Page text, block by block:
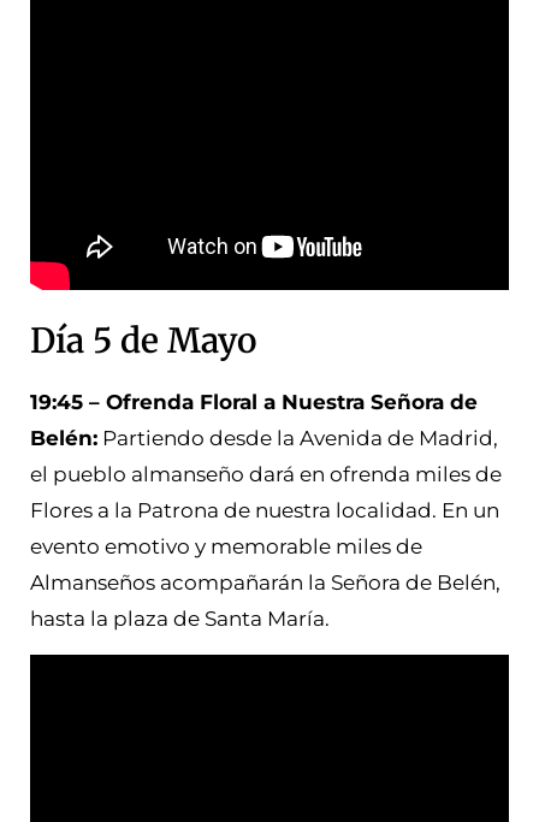
Día 5 de Mayo
19:45 – Ofrenda Floral a Nuestra Señora de
Belén: Partiendo desde la Avenida de Madrid,
el pueblo almanseño dará en ofrenda miles de
Flores a la Patrona de nuestra localidad. En un
evento emotivo y memorable miles de
Almanseños acompañarán la Señora de Belén,
hasta la plaza de Santa María.